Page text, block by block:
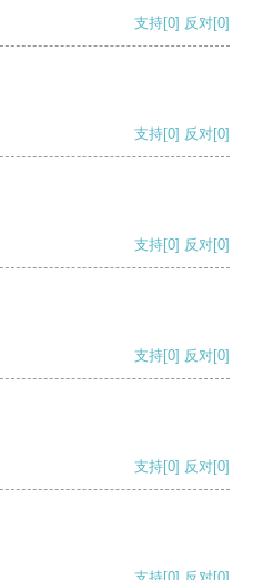
支持[0] 反对[0]
支持[0] 反对[0]
支持[0] 反对[0]
支持[0] 反对[0]
支持[0] 反对[0]